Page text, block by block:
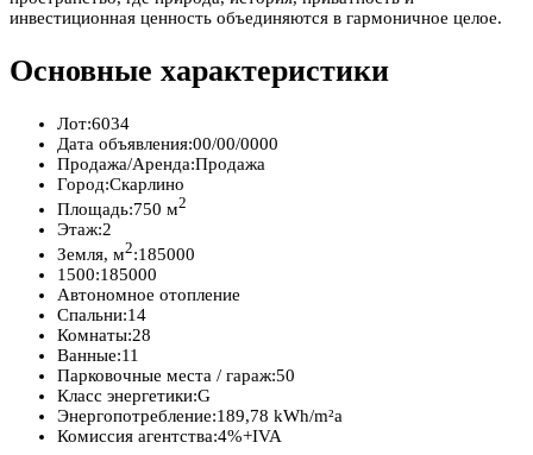
инвестиционная ценность объединяются в гармоничное целое.
Основные характеристики
Лот:6034
Дата объявления:00/00/0000
Продажа/Аренда:Продажа
Город:Скарлино
Площадь:750 м2
Этаж:2
Земля, м2:185000
1500:185000
Автономное отопление
Спальни:14
Комнаты:28
Ванные:11
Парковочные места / гараж:50
Класс энергетики:G
Энергопотребление:189,78 kWh/m²a
Комиссия агентства:4%+IVA